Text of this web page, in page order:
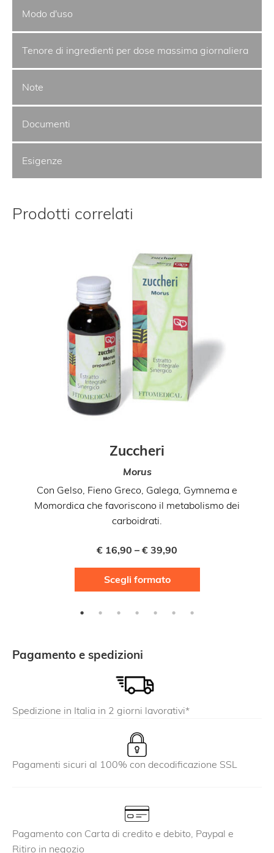
Modo d'uso
Tenore di ingredienti per dose massima giornaliera
Note
Documenti
Esigenze
Prodotti correlati
Zuccheri
Morus
Con Gelso, Fieno Greco, Galega, Gymnema e
Momordica che favoriscono il metabolismo dei
carboidrati.
€ 16,90 – € 39,90
Scegli formato
prodotto
Pagamento e spedizioni
Spedizione in Italia in 2 giorni lavorativi*
Pagamenti sicuri al 100% con decodificazione SSL
Pagamento con Carta di credito e debito, Paypal e
Ritiro in negozio